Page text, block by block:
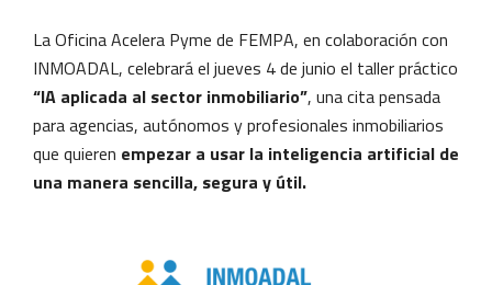
La Oficina Acelera Pyme de FEMPA, en colaboración con
INMOADAL, celebrará el jueves 4 de junio el taller práctico
“IA aplicada al sector inmobiliario”, una cita pensada
para agencias, autónomos y profesionales inmobiliarios
que quieren empezar a usar la inteligencia artificial de
una manera sencilla, segura y útil.